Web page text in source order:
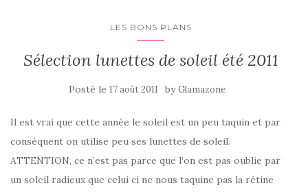
LES BONS PLANS
Sélection lunettes de soleil été 2011
Posté le 17 août 2011 byGlamazone
Il est vrai que cette année le soleil est un peu taquin et par
conséquent on utilise peu ses lunettes de soleil.
ATTENTION, ce n’est pas parce que l’on est pas oublie par
un soleil radieux que celui ci ne nous taquine pas la rétine